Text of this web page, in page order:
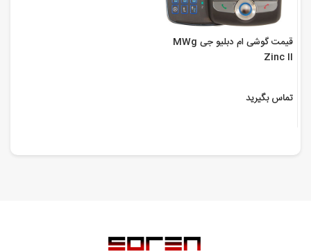
قیمت گوشی ام دبلیو جی MWg
Zinc II
تماس بگیرید